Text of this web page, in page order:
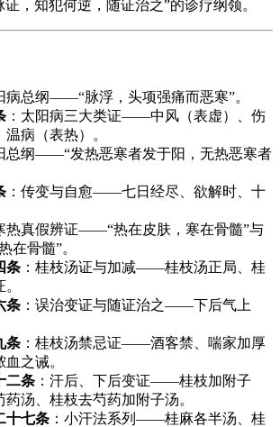
，知犯何逆，随证治之”的诊疗纲领。
病总纲——“脉浮，头项强痛而恶寒”。
：太阳病三大类证——中风（表虚）、伤
病（表热）。
总纲——“发热恶寒者发于阳，无热恶寒者
：传变与自愈——七日经尽、欲解时、十
热真假辨证——“热在皮肤，寒在骨髓”与
在骨髓”。
条 ：桂枝汤证与加减——桂枝汤正局、桂
条 ：误治变证与随证治之——下后气上
条 ：桂枝汤禁忌证——酒客禁、喘家加厚
之诫。
二条 ：汗后、下后变证——桂枝加附子
汤、桂枝去芍药加附子汤。
十七条 ：小汗法系列——桂麻各半汤、桂